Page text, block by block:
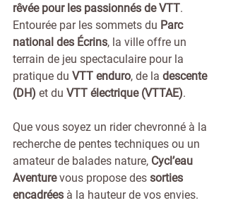
rêvée pour les passionnés de VTT.
Entourée par les sommets du Parc
national des Écrins, la ville offre un
terrain de jeu spectaculaire pour la
pratique du VTT enduro, de la descente
(DH) et du VTT électrique (VTTAE).
Que vous soyez un rider chevronné à la
recherche de pentes techniques ou un
amateur de balades nature, Cycl’eau
Aventure vous propose des sorties
encadrées à la hauteur de vos envies.